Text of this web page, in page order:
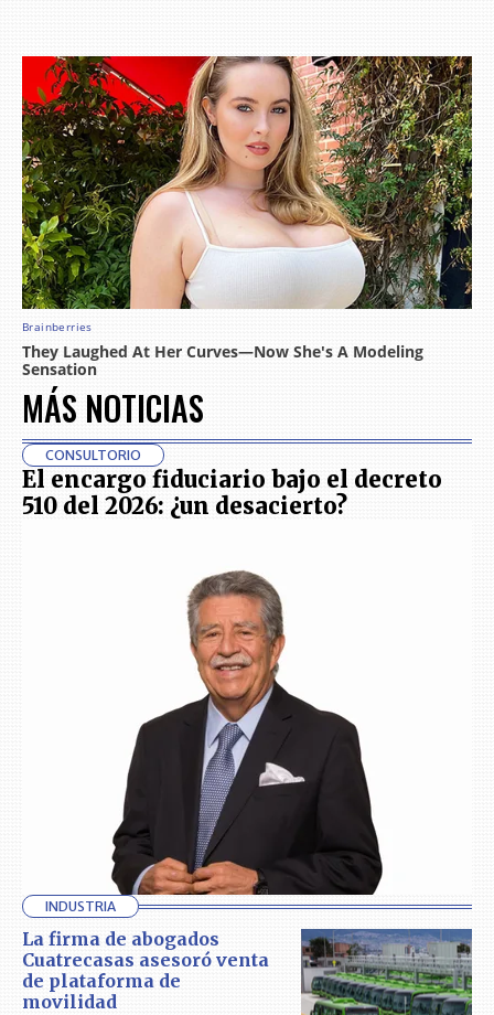
MÁS NOTICIAS
CONSULTORIO
El encargo fiduciario bajo el decreto
510 del 2026: ¿un desacierto?
INDUSTRIA
La firma de abogados
Cuatrecasas asesoró venta
de plataforma de
movilidad